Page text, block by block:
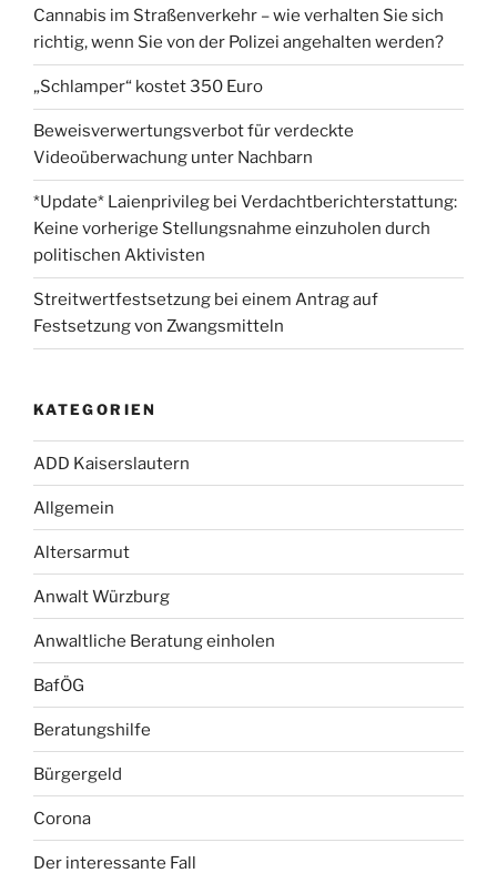
Cannabis im Straßenverkehr – wie verhalten Sie sich
richtig, wenn Sie von der Polizei angehalten werden?
„Schlamper“ kostet 350 Euro
Beweisverwertungsverbot für verdeckte
Videoüberwachung unter Nachbarn
*Update* Laienprivileg bei Verdachtberichterstattung:
Keine vorherige Stellungsnahme einzuholen durch
politischen Aktivisten
Streitwertfestsetzung bei einem Antrag auf
Festsetzung von Zwangsmitteln
KATEGORIEN
ADD Kaiserslautern
Allgemein
Altersarmut
Anwalt Würzburg
Anwaltliche Beratung einholen
BafÖG
Beratungshilfe
Bürgergeld
Corona
Der interessante Fall